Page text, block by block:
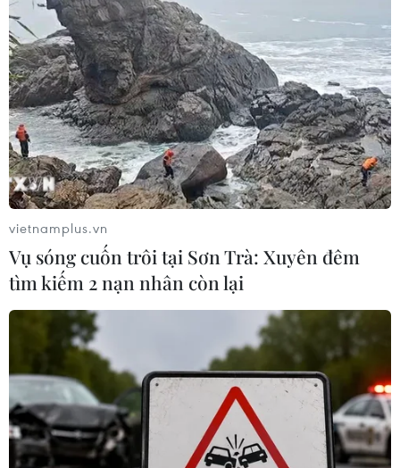
vietnamplus.vn
Vụ sóng cuốn trôi tại Sơn Trà: Xuyên đêm
tìm kiếm 2 nạn nhân còn lại